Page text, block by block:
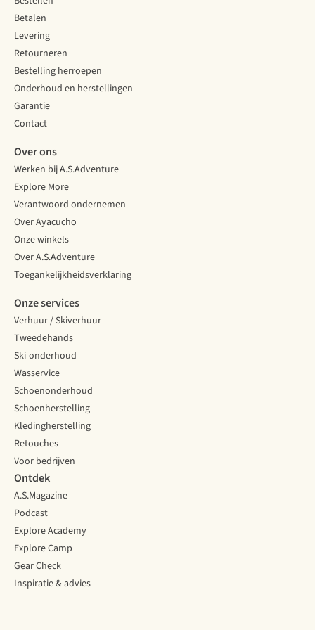
Betalen
Levering
Retourneren
Bestelling herroepen
Onderhoud en herstellingen
Garantie
Contact
Over ons
Werken bij A.S.Adventure
Explore More
Verantwoord ondernemen
Over Ayacucho
Onze winkels
Over A.S.Adventure
Toegankelijkheidsverklaring
Onze services
Verhuur / Skiverhuur
Tweedehands
Ski-onderhoud
Wasservice
Schoenonderhoud
Schoenherstelling
Kledingherstelling
Retouches
Voor bedrijven
Ontdek
A.S.Magazine
Podcast
Explore Academy
Explore Camp
Gear Check
Inspiratie & advies